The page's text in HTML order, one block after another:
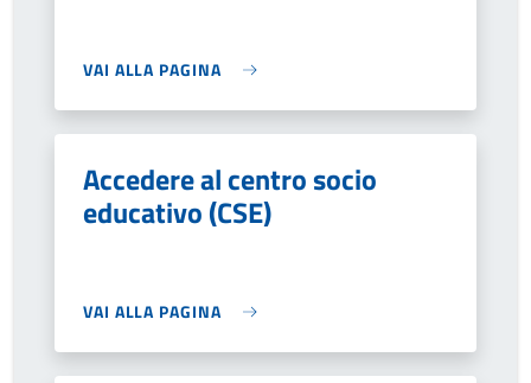
VAI ALLA PAGINA
Accedere al centro socio
educativo (CSE)
VAI ALLA PAGINA